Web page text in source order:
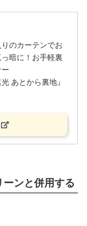
のカーテンでお
暗に！お手軽裏
光 あとから裏地』
ンと併用する